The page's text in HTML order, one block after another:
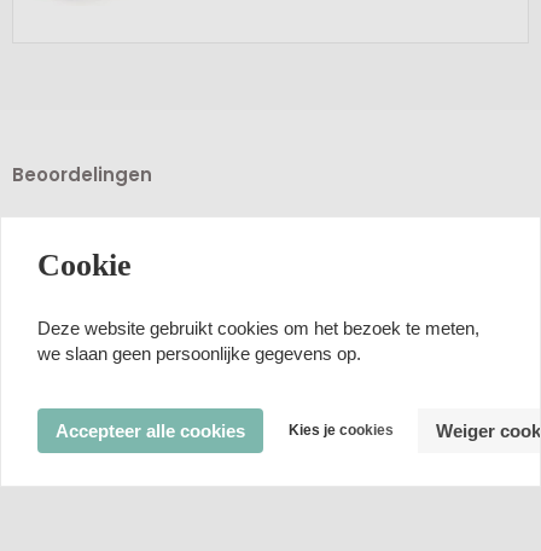
Beoordelingen
Review toevoegen
Beoordelingen van klanten
Cookie
Deze website gebruikt cookies om het bezoek te meten,
we slaan geen persoonlijke gegevens op.
Accepteer alle cookies Kies je cookies Weiger